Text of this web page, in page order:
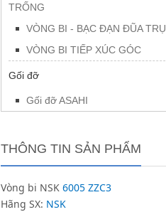
TRỐNG
VÒNG BI - BẠC ĐẠN ĐŨA TRỤ
VÒNG BI TIẾP XÚC GÓC
Gối đỡ
Gối đỡ ASAHI
THÔNG TIN SẢN PHẨM
Vòng bi NSK 6005 ZZC3
Hãng SX: NSK